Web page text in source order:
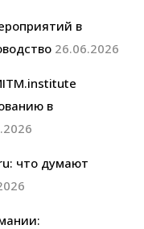
в
26.06.2026
в
что думают